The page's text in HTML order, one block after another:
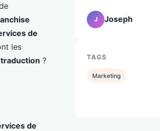
de
les
?
de
J Joseph
TAGS
Marketing